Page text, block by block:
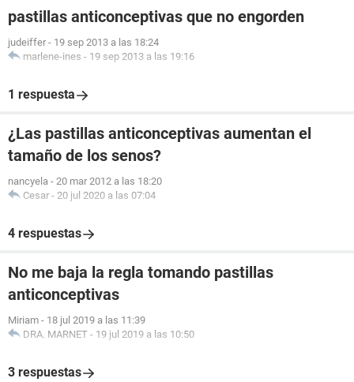
pastillas anticonceptivas que no engorden
judeiffer - 19 sep 2013 a las 18:24
marlene-ines - 19 sep 2013 a las 19:16
1 respuesta
¿Las pastillas anticonceptivas aumentan el
tamaño de los senos?
nancyela - 20 mar 2012 a las 18:20
Cesar - 20 jul 2020 a las 07:04
4 respuestas
No me baja la regla tomando pastillas
anticonceptivas
Miriam - 18 jul 2019 a las 11:39
DRA. MARNET - 19 jul 2019 a las 10:50
3 respuestas